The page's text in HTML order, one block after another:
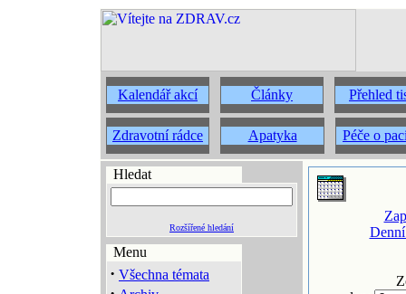
Kalendář akcí Články Přehled
Zdravotní rádce Apatyka Péče o
Hledat
Rozšířené hledání
Menu
· Všechna témata